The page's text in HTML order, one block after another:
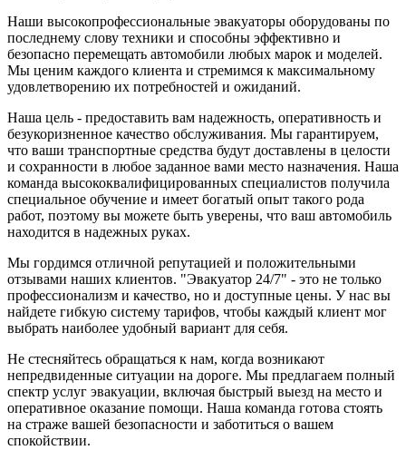
Наши высокопрофессиональные эвакуаторы оборудованы по
последнему слову техники и способны эффективно и
безопасно перемещать автомобили любых марок и моделей.
Мы ценим каждого клиента и стремимся к максимальному
удовлетворению их потребностей и ожиданий.
Наша цель - предоставить вам надежность, оперативность и
безукоризненное качество обслуживания. Мы гарантируем,
что ваши транспортные средства будут доставлены в целости
и сохранности в любое заданное вами место назначения. Наша
команда высококвалифицированных специалистов получила
специальное обучение и имеет богатый опыт такого рода
работ, поэтому вы можете быть уверены, что ваш автомобиль
находится в надежных руках.
Мы гордимся отличной репутацией и положительными
отзывами наших клиентов. "Эвакуатор 24/7" - это не только
профессионализм и качество, но и доступные цены. У нас вы
найдете гибкую систему тарифов, чтобы каждый клиент мог
выбрать наиболее удобный вариант для себя.
Не стесняйтесь обращаться к нам, когда возникают
непредвиденные ситуации на дороге. Мы предлагаем полный
спектр услуг эвакуации, включая быстрый выезд на место и
оперативное оказание помощи. Наша команда готова стоять
на страже вашей безопасности и заботиться о вашем
спокойствии.